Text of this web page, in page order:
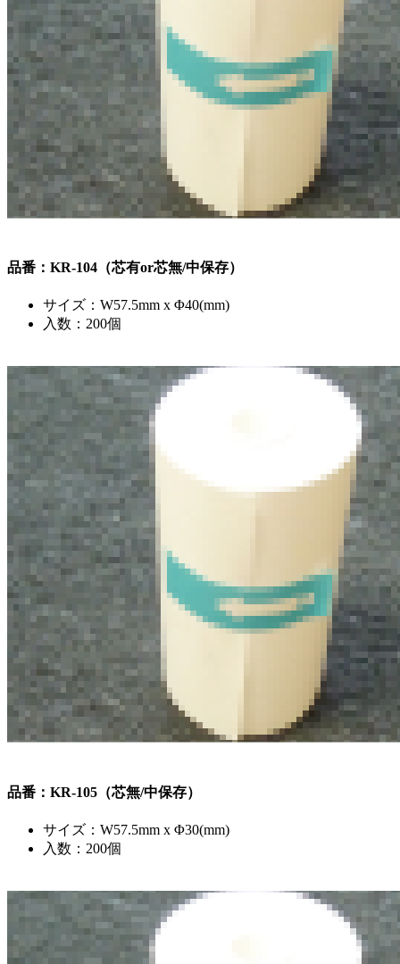
品番：KR-104（芯有or芯無/中保存）
サイズ：W57.5mm x Φ40(mm)
入数：200個
品番：KR-105（芯無/中保存）
サイズ：W57.5mm x Φ30(mm)
入数：200個